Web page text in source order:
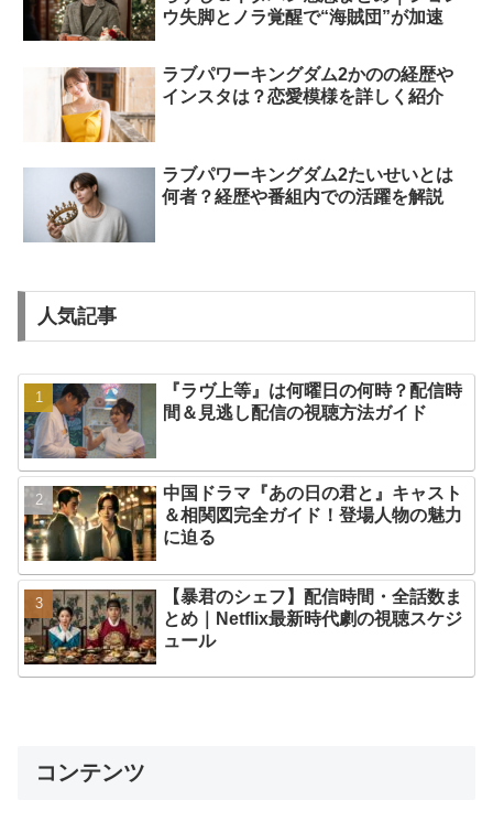
ウ失脚とノラ覚醒で“海賊団”が加速
ラブパワーキングダム2かのの経歴や
インスタは？恋愛模様を詳しく紹介
ラブパワーキングダム2たいせいとは
何者？経歴や番組内での活躍を解説
人気記事
『ラヴ上等』は何曜日の何時？配信時
間＆見逃し配信の視聴方法ガイド
中国ドラマ『あの日の君と』キャスト
＆相関図完全ガイド！登場人物の魅力
に迫る
【暴君のシェフ】配信時間・全話数ま
とめ｜Netflix最新時代劇の視聴スケジ
ュール
コンテンツ